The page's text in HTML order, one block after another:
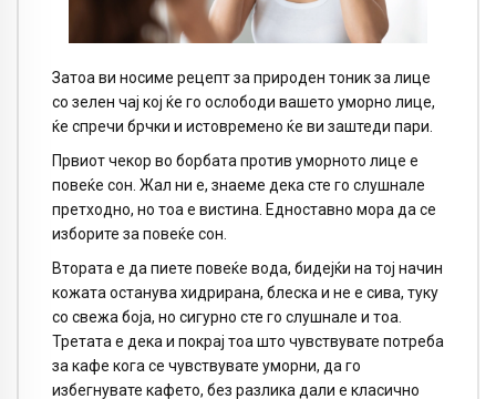
Затоа ви носиме рецепт за природен тоник за лице
со зелен чај кој ќе го ослободи вашето уморно лице,
ќе спречи брчки и истовремено ќе ви заштеди пари.
Првиот чекор во борбата против уморното лице е
повеќе сон. Жал ни е, знаеме дека сте го слушнале
претходно, но тоа е вистина. Едноставно мора да се
изборите за повеќе сон.
Втората е да пиете повеќе вода, бидејќи на тој начин
кожата останува хидрирана, блеска и не е сива, туку
со свежа боја, но сигурно сте го слушнале и тоа.
Третата е дека и покрај тоа што чувствувате потреба
за кафе кога се чувствувате уморни, да го
избегнувате кафето, без разлика дали е класично